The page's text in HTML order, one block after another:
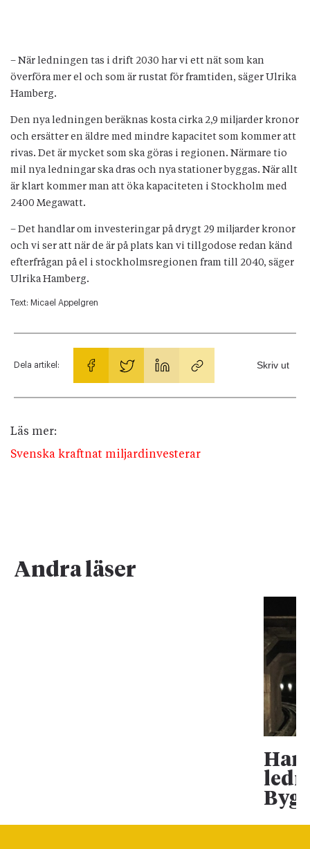
– När ledningen tas i drift 2030 har vi ett nät som kan
överföra mer el och som är rustat för framtiden, säger Ulrika
Hamberg.
Den nya ledningen beräknas kosta cirka 2,9 miljarder kronor
och ersätter en äldre med mindre kapacitet som kommer att
rivas. Det är mycket som ska göras i regionen. Närmare tio
mil nya ledningar ska dras och nya stationer byggas. När allt
är klart kommer man att öka kapaciteten i Stockholm med
2400 Megawatt.
– Det handlar om investeringar på drygt 29 miljarder kronor
och vi ser att när de är på plats kan vi tillgodose redan känd
efterfrågan på el i stockholmsregionen fram till 2040, säger
Ulrika Hamberg.
Text: Micael Appelgren
Dela artikel: Skriv ut
Läs mer:
Svenska kraftnat miljardinvesterar
Andra läser
Han